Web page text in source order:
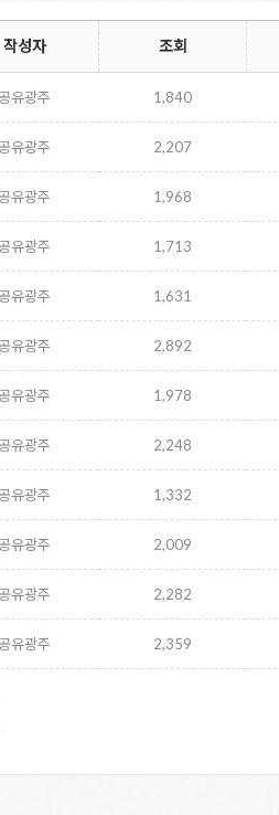
작성자 조회
유광주 1,840
유광주 2,207
유광주 1,968
유광주 1,713
유광주 1,631
유광주 2,892
유광주 1,978
유광주 2,248
유광주 1,332
유광주 2,009
유광주 2,282
유광주 2,359